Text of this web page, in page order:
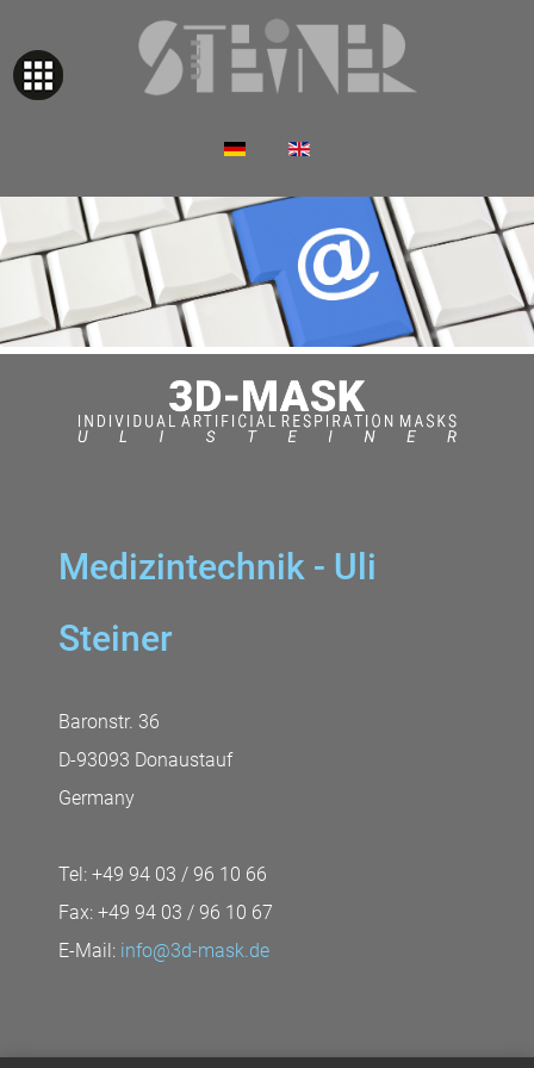
Medizintechnik - Uli
Steiner
Baronstr. 36
D-93093 Donaustauf
Germany
Tel: +49 94 03 / 96 10 66
Fax: +49 94 03 / 96 10 67
E-Mail: info@3d-mask.de